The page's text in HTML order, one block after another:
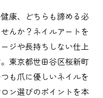
康、どちらも諦める必
んか？ネイルアートを
ジや長持ちしない仕上
東京都世田谷区桜新町
も爪に優しいネイルを
ン選びのポイントを本